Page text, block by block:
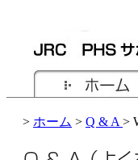
> ホーム > Q & A >